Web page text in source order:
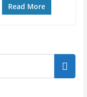
Read More